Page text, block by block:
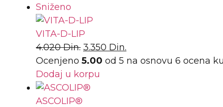
Sniženo
VITA-D-LIP
4.020Din. 3.350 Din.
Ocenjeno 5.00 od 5 na osnovu 6 ocena
Dodaj u korpu
ASCOLIP®